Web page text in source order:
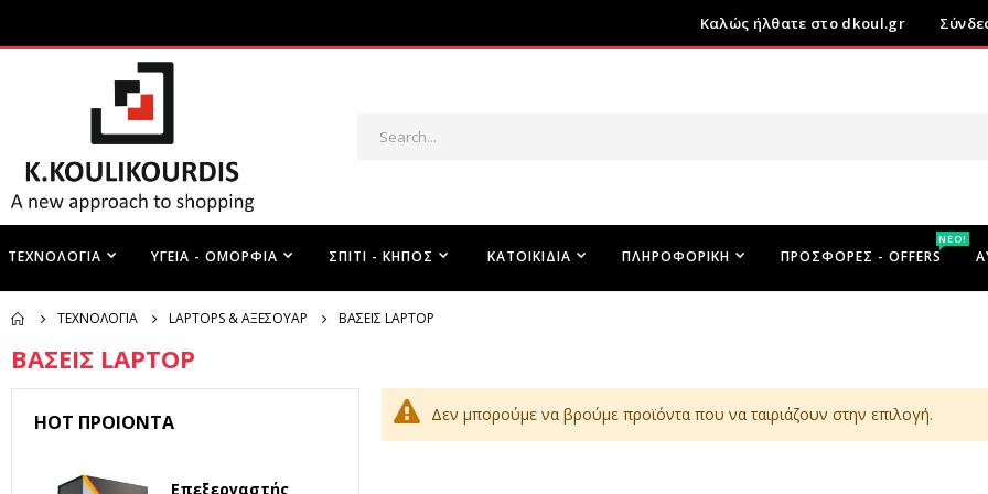
Καλώς ήλθατε στο dkoul.gr
ΚΑΤΟΙΚΊΔΙΑ
ΤΕΧΝΟΛΟΓΊΑ ΥΓΕΊΑ - ΟΜΟΡΦΙΆ ΠΛΗΡΟΦΟΡΙΚΉ
ΣΠΊΤΙ - ΚΉΠΟΣ ΠΡΟΣΦΟΡΕΣ - OFFERS
ΝΕΟ!
ΤΕΧΝΟΛΟΓΊΑ LAPTOPS & ΑΞΕΣΟΥΆΡ ΒΑΣΕΙΣ LAPTOP
ΒΑΣΕΙΣ LAPTOP
Δεν μπορούμε να βρούμε προϊόντα που να ταιριάζουν στην επιλογή.
HOT ΠΡΟΙΌΝΤΑ
Επεξεργαστής